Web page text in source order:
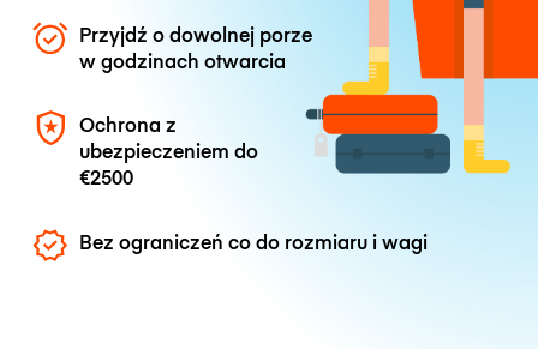
Przyjdź o dowolnej porze
w godzinach otwarcia
Ochrona z
ubezpieczeniem do
€2500
Bez ograniczeń co do rozmiaru i wagi